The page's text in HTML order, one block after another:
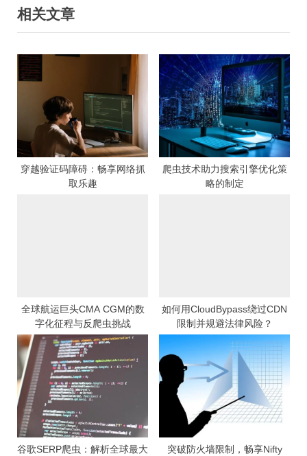
导
航
v
u
s
:
x
o
s
相关文章
穿越验证码障碍：畅享网络抓
取乐趣
爬虫技术助力搜索引擎优化策
略的制定
全球航运巨头CMA CGM的数
字化征程与反爬虫挑战
如何用CloudBypass绕过CDN
限制并规避法律风险？
谷歌SERP爬虫：解析全球最大
突破防火墙限制，畅享Nifty